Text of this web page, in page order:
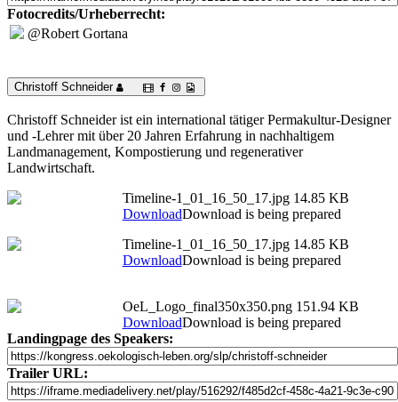
Fotocredits/Urheberrecht:
@Robert Gortana
Christoff Schneider
Christoff Schneider ist ein international tätiger Permakultur-Designer
und -Lehrer mit über 20 Jahren Erfahrung in nachhaltigem
Landmanagement, Kompostierung und regenerativer
Landwirtschaft.
Timeline-1_01_16_50_17.jpg 14.85 KB
DownloadDownload is being prepared
Timeline-1_01_16_50_17.jpg 14.85 KB
DownloadDownload is being prepared
OeL_Logo_final350x350.png 151.94 KB
DownloadDownload is being prepared
Landingpage des Speakers:
Trailer URL: